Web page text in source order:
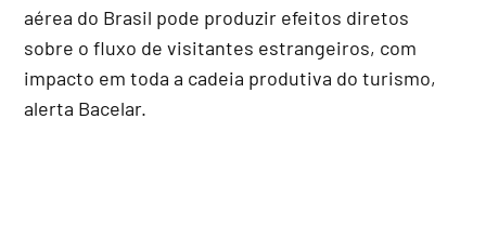
aérea do Brasil pode produzir efeitos diretos
sobre o fluxo de visitantes estrangeiros, com
impacto em toda a cadeia produtiva do turismo,
alerta Bacelar.